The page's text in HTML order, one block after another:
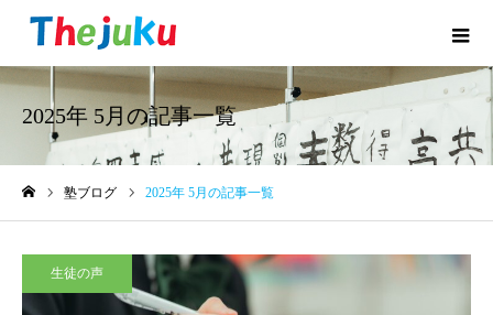
2025年 5月の記事一覧
塾ブログ 2025年 5月の記事一覧
生徒の声